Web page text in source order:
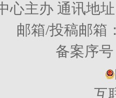
心主办 通讯地
邮箱/投稿邮箱
备案序
互